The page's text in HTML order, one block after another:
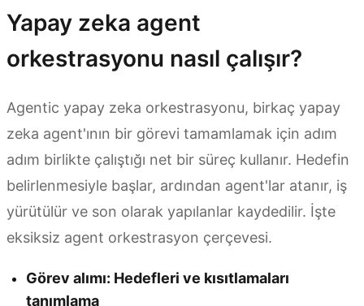
Yapay zeka agent
orkestrasyonu nasıl çalışır?
Agentic yapay zeka orkestrasyonu, birkaç yapay
zeka agent'ının bir görevi tamamlamak için adım
adım birlikte çalıştığı net bir süreç kullanır. Hedefin
belirlenmesiyle başlar, ardından agent'lar atanır, iş
yürütülür ve son olarak yapılanlar kaydedilir. İşte
eksiksiz agent orkestrasyon çerçevesi.
Görev alımı: Hedefleri ve kısıtlamaları
tanımlama